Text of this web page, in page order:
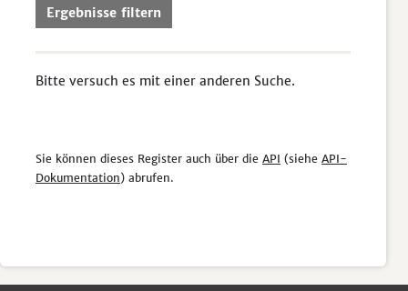
Ergebnisse filtern
Bitte versuch es mit einer anderen Suche.
Sie können dieses Register auch über die API (siehe API-
Dokumentation) abrufen.